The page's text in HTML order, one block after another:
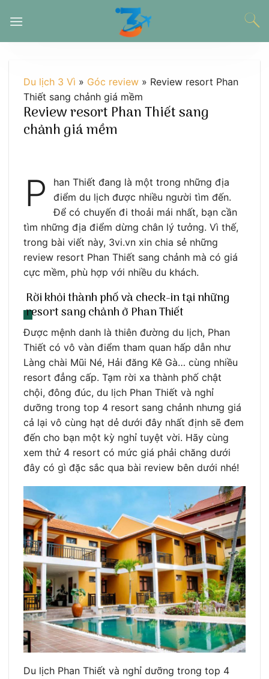
đến
Du lịch 3 Vì » Góc review » Review resort Phan
Thiết sang chảnh giá mềm
Review resort Phan Thiết sang
chảnh giá mềm
P
han Thiết đang là một trong những địa
điểm du lịch được nhiều người tìm đến.
Để có chuyến đi thoải mái nhất, bạn cần
tìm những địa điểm dừng chân lý tưởng. Vì thế,
trong bài viết này, 3vi.vn xin chia sẻ những
review resort Phan Thiết sang chảnh mà có giá
cực mềm, phù hợp với nhiều du khách.
Rời khỏi thành phố và check-in tại những
resort sang chảnh ở Phan Thiết
Được mệnh danh là thiên đường du lịch, Phan
Thiết có vô vàn điểm tham quan hấp dẫn như
Làng chài Mũi Né, Hải đăng Kê Gà… cùng nhiều
resort đẳng cấp. Tạm rời xa thành phố chật
chội, đông đúc, du lịch Phan Thiết và nghỉ
dưỡng trong top 4 resort sang chảnh nhưng giá
cả lại vô cùng hạt dẻ dưới đây nhất định sẽ đem
đến cho bạn một kỳ nghỉ tuyệt vời. Hãy cùng
xem thử 4 resort có mức giá phải chăng dưới
đây có gì đặc sắc qua bài review bên dưới nhé!
Du lịch Phan Thiết và nghỉ dưỡng trong top 4